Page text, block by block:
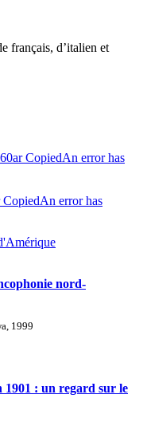
français, d’italien et
CopiedAn error has
CopiedAn error has
nord-
1999
: un regard sur le